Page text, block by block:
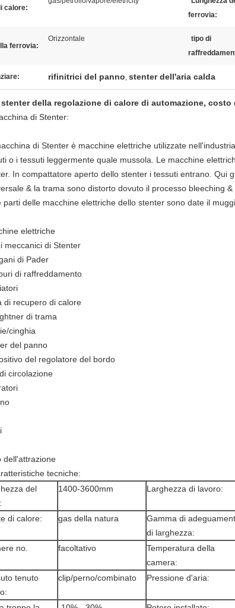
calore:
ferrovia:
ferrovia:
Orizzontale
tipo di
rifinitrici del panno, stenter dell'aria calda
della regolazione di calore di automazione,
di Stenter:
di Stenter è macchine elettriche utilizzate
o i tessuti leggermente quale mussola. Le macchine
In compattatore aperto dello stenter i tessuti entrano. Qui
& la trama sono distorto dovuto il processo bleeching &
parti delle macchine elettriche dello stenter sono date il
elettriche
meccanici di Stenter
di Pader
di raffreddamento
di recupero di calore
di trama
cinghia
del panno
del regolatore del bordo
circolazione
dell'attrazione
tecniche:
del
1400-3600mm Larghezza di lavoro:
di calore: gas della natura
Gamma di
di larghezza:
no. facoltativo
Temperatura della
camera:
tenuto
clip/perno/combinato Pressione d'aria: